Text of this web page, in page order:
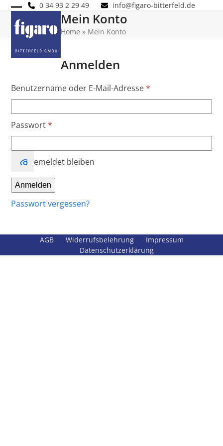
Skip
content
0 34 93 2 29 49 info@figaro-bitterfeld.de
Open
mobile
menu
Close
mobile
menu
Mein Konto
Home » Mein Konto
Anmelden
Benutzername oder E-Mail-Adresse*
Passwort*
Angemeldet bleiben
Anmelden
Passwort vergessen?
AGB Widerrufsbelehrung
Impressum
Datenschutzerklärung